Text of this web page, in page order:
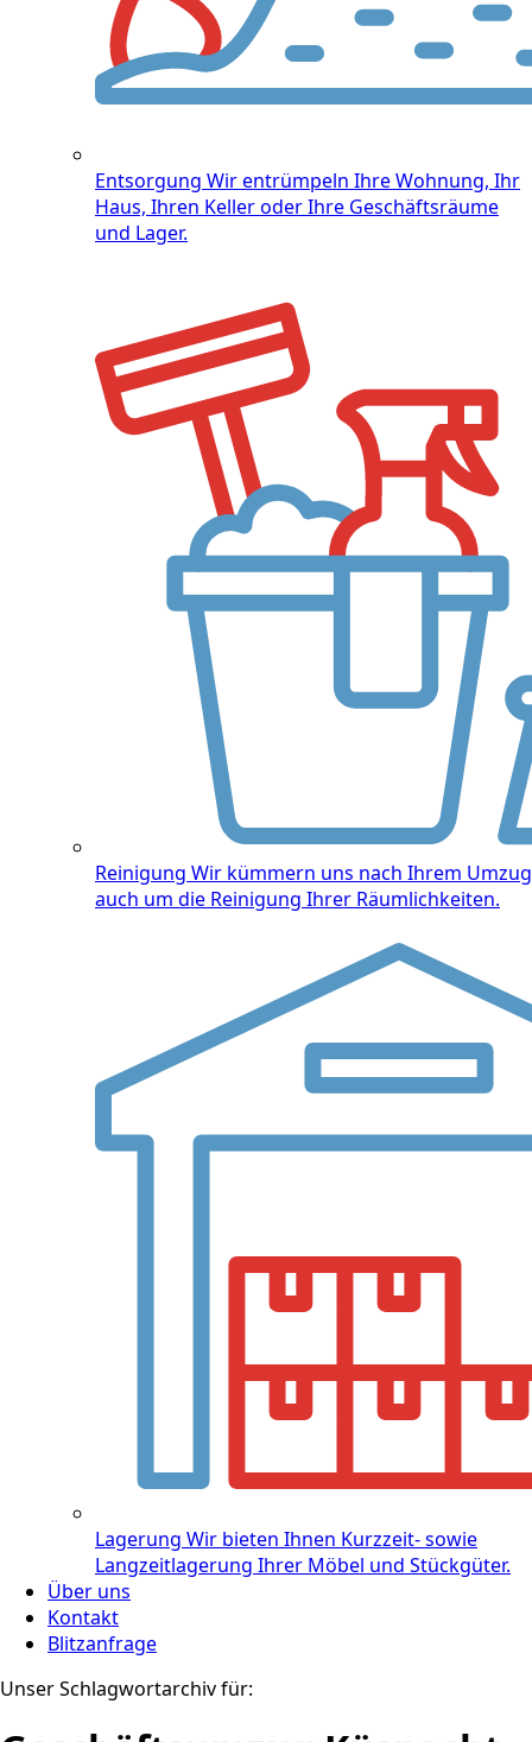
Entsorgung Wir entrümpeln Ihre Wohnung, Ihr
Haus, Ihren Keller oder Ihre Geschäftsräume
und Lager.
Reinigung Wir kümmern uns nach Ihrem Umzug
auch um die Reinigung Ihrer Räumlichkeiten.
Lagerung Wir bieten Ihnen Kurzzeit- sowie
Langzeitlagerung Ihrer Möbel und Stückgüter.
Über uns
Kontakt
Blitzanfrage
Unser Schlagwortarchiv für: